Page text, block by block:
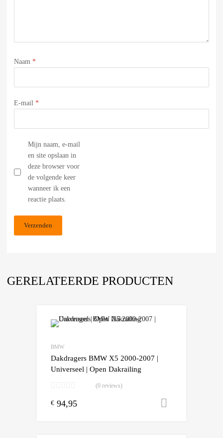
Naam *
E-mail *
Mijn naam, e-mail
en site opslaan in
deze browser voor
de volgende keer
wanneer ik een
reactie plaats.
GERELATEERDE PRODUCTEN
BMW
Dakdragers BMW X5 2000-2007 |
Universeel | Open Dakrailing
(0 reviews)
€ 94,95